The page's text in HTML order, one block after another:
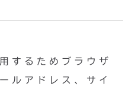
するためブラウザ
ルアドレス、サイ